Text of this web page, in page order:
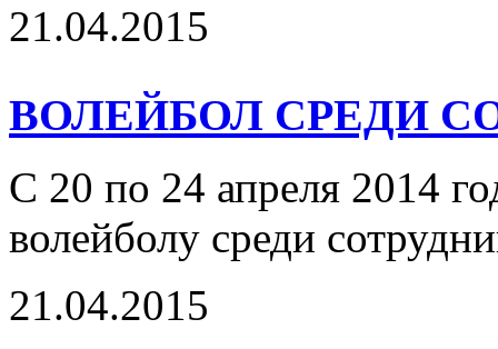
21.04.2015
ВОЛЕЙБОЛ СРЕДИ
С 20 по 24 апреля 2014
волейболу среди
21.04.2015